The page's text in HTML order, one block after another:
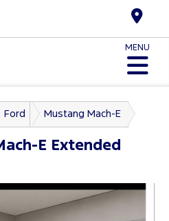
MENU
Ford Mustang Mach-E
E Extended